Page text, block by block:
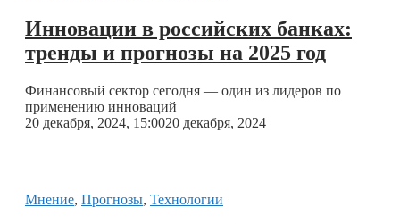
Инновации в российских банках:
тренды и прогнозы на 2025 год
Финансовый сектор сегодня — один из лидеров по
применению инноваций
20 декабря, 2024, 15:0020 декабря, 2024
Мнение, Прогнозы, Технологии